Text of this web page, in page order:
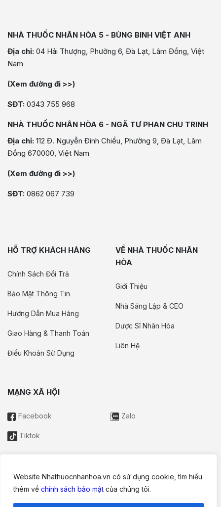
Website Nhathuocnhanhoa.vn có sử dụng cookie, tìm hiểu
thêm về chính sách bảo mật của chúng tôi.
NHÀ THUỐC NHÂN HÒA 5 - BÙNG BINH VIỆT ANH
Địa chỉ: 04 Hải Thượng, Phường 6, Đà Lạt, Lâm Đồng, Việt
Nam
(Xem đường đi >>)
SĐT: 0343 755 968
NHÀ THUỐC NHÂN HÒA 6 - NGÃ TƯ PHAN CHU TRINH
Địa chỉ: 112 Đ. Nguyễn Đình Chiểu, Phường 9, Đà Lạt, Lâm
Đồng 670000, Việt Nam
(Xem đường đi >>)
SĐT: 0862 067 739
HỖ TRỢ KHÁCH HÀNG
Chính Sách Đổi Trả
Bảo Mật Thông Tin
Hướng Dẫn Mua Hàng
Giao Hàng & Thanh Toán
Điều Khoản Sử Dụng
VỀ NHÀ THUỐC NHÂN
HÒA
Giới Thiệu
Nhà Sáng Lập & CEO
Dược Sĩ Nhân Hòa
Liên Hệ
MẠNG XÃ HỘI
Facebook Zalo
Tiktok
Thông tin trên website này chỉ mang tính chất nội bộ tham khảo;